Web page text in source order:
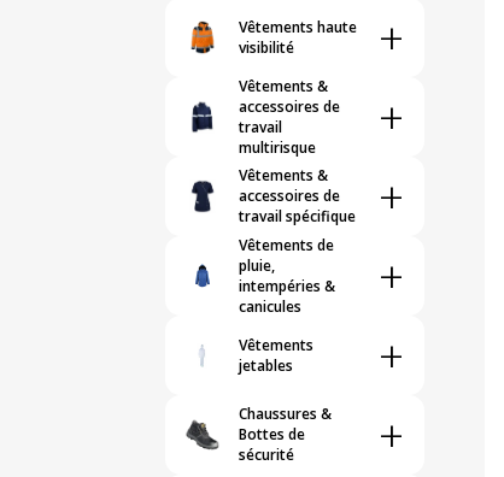
Vêtements haute
visibilité
+
Vêtements &
accessoires de
travail
multirisque
+
Vêtements &
accessoires de
travail spécifique
+
Vêtements de
pluie,
intempéries &
canicules
+
Vêtements
jetables
+
Chaussures &
Bottes de
sécurité
+